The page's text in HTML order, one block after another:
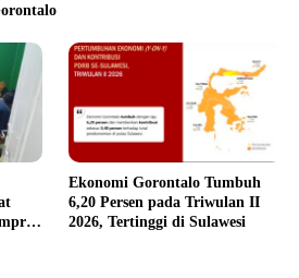
Ekonomi Gorontalo Tumbuh
6,20 Persen pada Triwulan II
2026, Tertinggi di Sulawesi